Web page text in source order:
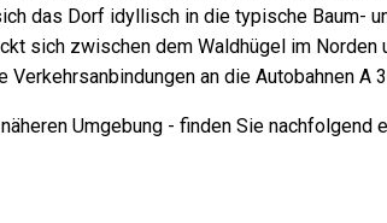
das Dorf idyllisch in die typische Baum-
sich zwischen dem Waldhügel im
an die Autobahnen A
Umgebung - finden Sie nachfolgend